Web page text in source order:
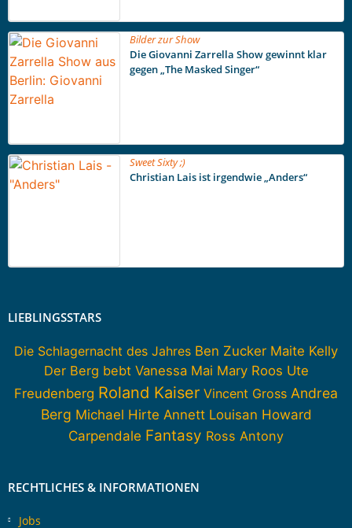
Bilder zur Show
Die Giovanni Zarrella Show gewinnt klar
gegen „The Masked Singer“
Sweet Sixty ;)
Christian Lais ist irgendwie „Anders“
LIEBLINGSSTARS
Die Schlagernacht des Jahres Ben Zucker Maite Kelly
Der Berg bebt Vanessa Mai Mary Roos Ute
Freudenberg Roland Kaiser Vincent Gross Andrea
Berg Michael Hirte Annett Louisan Howard
Carpendale Fantasy Ross Antony
RECHTLICHES & INFORMATIONEN
Jobs